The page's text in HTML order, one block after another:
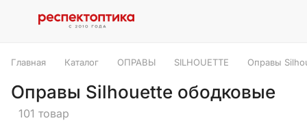
Главная Каталог ОПРАВЫ SILHOUETTE Оправы
Оправы Silhouette ободковые
101 товар